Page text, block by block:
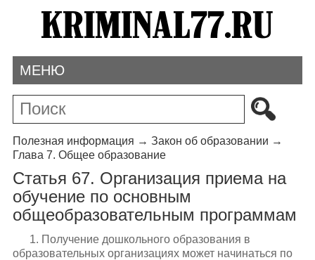
МЕНЮ
Полезная информация → Закон об образовании →
Глава 7. Общее образование
Статья 67. Организация приема на
обучение по основным
общеобразовательным программам
1. Получение дошкольного образования в
образовательных организациях может начинаться по